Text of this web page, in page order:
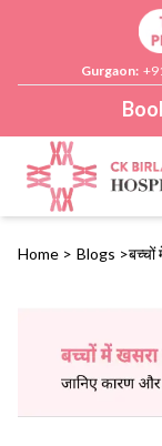
Gurgaon:
Home > Blogs >बच्चों